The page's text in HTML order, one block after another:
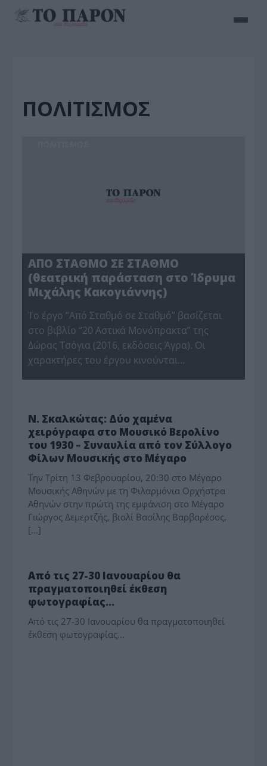
ΠΟΛΙΤΙΣΜΟΣ
ΑΠΟ ΣΤΑΘΜΟ ΣΕ ΣΤΑΘΜΟ
(θεατρική παράσταση στο Ίδρυμα
Μιχάλης Κακογιάννης)
Το έργο “Από Σταθμό σε Σταθμό” βασίζεται
στο βιβλίο “20 Αστικά Μονόπρακτα” της
Δώρας Τσόγια (2016, εκδόσεις Άγρα). Οι
χαρακτήρες του έργου κινούνται…
Ν. Σκαλκώτας: Δύο χαμένα
χειρόγραφα στο Μουσικό Βερολίνο
του 1930 – Συναυλία από τον Σύλλογο
Φίλων Μουσικής στο Μέγαρο
Την Τρίτη 13 Φεβρουαρίου, 20:30 στο Μέγαρο
Μουσικής Αθηνών με τη Φιλαρμόνια Ορχήστρα
Αθηνών στην πρώτη της εμφάνιση στο Μέγαρο
Γιώργος Δεμερτζής, βιολί Βασίλης Βαρβαρέσος,
[…]
Από τις 27-30 Ιανουαρίου θα
πραγματοποιηθεί έκθεση
φωτογραφίας…
Από τις 27-30 Ιανουαρίου θα πραγματοποιηθεί
έκθεση φωτογραφίας...